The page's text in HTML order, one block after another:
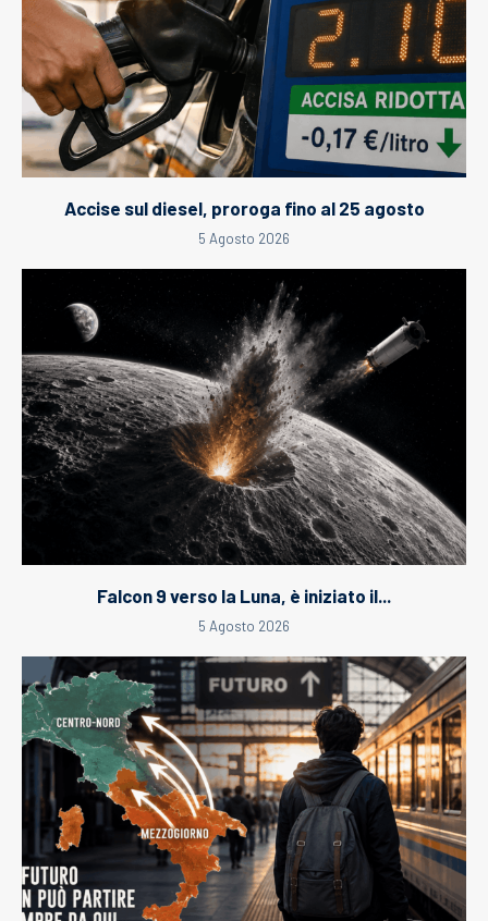
Accise sul diesel, proroga fino al 25 agosto
5 Agosto 2026
Falcon 9 verso la Luna, è iniziato il...
5 Agosto 2026